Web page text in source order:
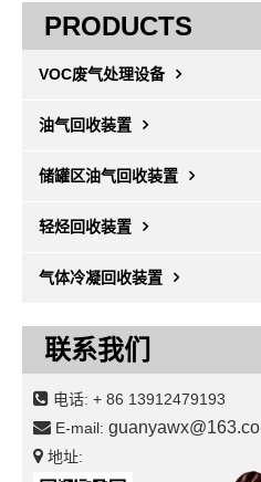
PRODUCTS
VOC废气处理设备
油气回收装置
储罐区油气回收装置
轻烃回收装置
气体冷凝回收装置
联系我们
电话: + 86 13912479193
E-mail:
地址: